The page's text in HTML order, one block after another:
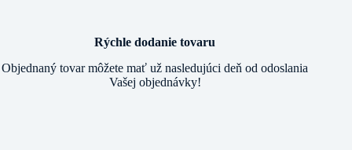
Rýchle dodanie tovaru
Objednaný tovar môžete mať už nasledujúci deň od odoslania
Vašej objednávky!